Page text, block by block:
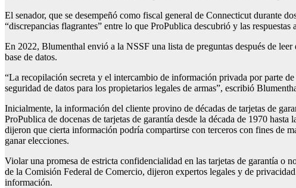
El senador, que se desempeñó como fiscal general de Connecticut durante
“discrepancias flagrantes” entre lo que ProPublica descubrió y las
En 2022, Blumenthal envió a la NSSF una lista de preguntas después de
base de datos.
“La recopilación secreta y el intercambio de información privada por parte
seguridad de datos para los propietarios legales de armas”, escribió
Inicialmente, la información del cliente provino de décadas de tarjetas de
ProPublica de docenas de tarjetas de garantía desde la década de 1970
dijeron que cierta información podría compartirse con terceros con fines de
ganar elecciones.
Violar una promesa de estricta confidencialidad en las tarjetas de garantía o
de la Comisión Federal de Comercio, dijeron expertos legales y de
información.